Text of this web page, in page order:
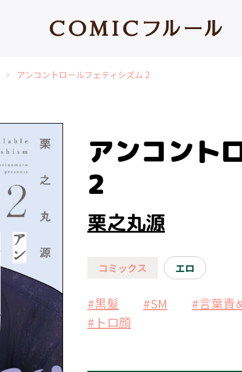
chevron_right アンコントロールフェティシズム 2
アンコント
2
栗之丸源
コミックス エロ
#黒髪 #SM #言葉責
#トロ顔